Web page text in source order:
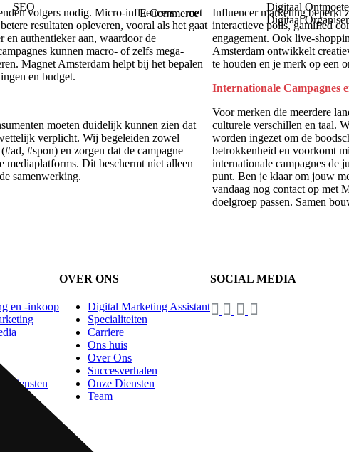
SEO
E Commerce
Digitaal
Digitaal
volgers nodig. Micro-influencers – met
resultaten opleveren, vooral als het gaat
authentieker aan, waardoor de
kunnen macro- of zelfs mega-
Magnet Amsterdam helpt bij het bepalen
en budget.
moeten duidelijk kunnen zien dat
verplicht. Wij begeleiden zowel
#spon) en zorgen dat de campagne
Dit beschermt niet alleen
samenwerking.
Influencer marketing beperkt
interactieve polls, gamified
engagement. Ook live-
Amsterdam ontwikkelt
te houden en je merk op een
Internationale Campagnes
Voor merken die meerdere
culturele verschillen en taal.
worden ingezet om de
betrokkenheid en voorkomt
internationale campagnes de
punt. Ben je klaar om jouw
vandaag nog contact op met
doelgroep passen. Samen
en -inkoop
OVER ONS
Digital Marketing Assistant
Specialiteiten
Carriere
Ons huis
Over Ons
Succesverhalen
Onze Diensten
Team
SOCIAL MEDIA